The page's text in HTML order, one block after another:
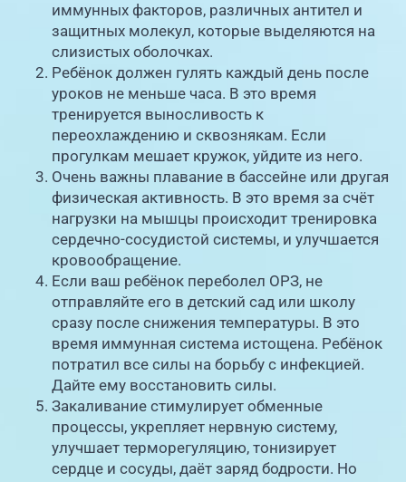
иммунных факторов, различных антител и
защитных молекул, которые выделяются на
слизистых оболочках.
Ребёнок должен гулять каждый день после
уроков не меньше часа. В это время
тренируется выносливость к
переохлаждению и сквознякам. Если
прогулкам мешает кружок, уйдите из него.
Очень важны плавание в бассейне или другая
физическая активность. В это время за счёт
нагрузки на мышцы происходит тренировка
сердечно-сосудистой системы, и улучшается
кровообращение.
Если ваш ребёнок переболел ОРЗ, не
отправляйте его в детский сад или школу
сразу после снижения температуры. В это
время иммунная система истощена. Ребёнок
потратил все силы на борьбу с инфекцией.
Дайте ему восстановить силы.
Закаливание стимулирует обменные
процессы, укрепляет нервную систему,
улучшает терморегуляцию, тонизирует
сердце и сосуды, даёт заряд бодрости. Но